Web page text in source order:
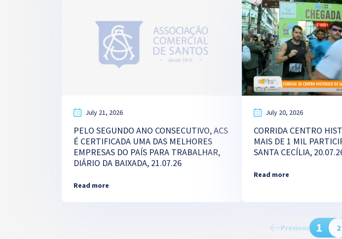
July 21, 2026
PELO SEGUNDO ANO CONSECUTIVO, ACS
É CERTIFICADA UMA DAS MELHORES
EMPRESAS DO PAÍS PARA TRABALHAR,
DIÁRIO DA BAIXADA, 21.07.26
Read more
July 20, 2026
CORRIDA CENTRO
MAIS DE 1 MIL
SANTA CECÍLIA,
Read more
Previous 1 2